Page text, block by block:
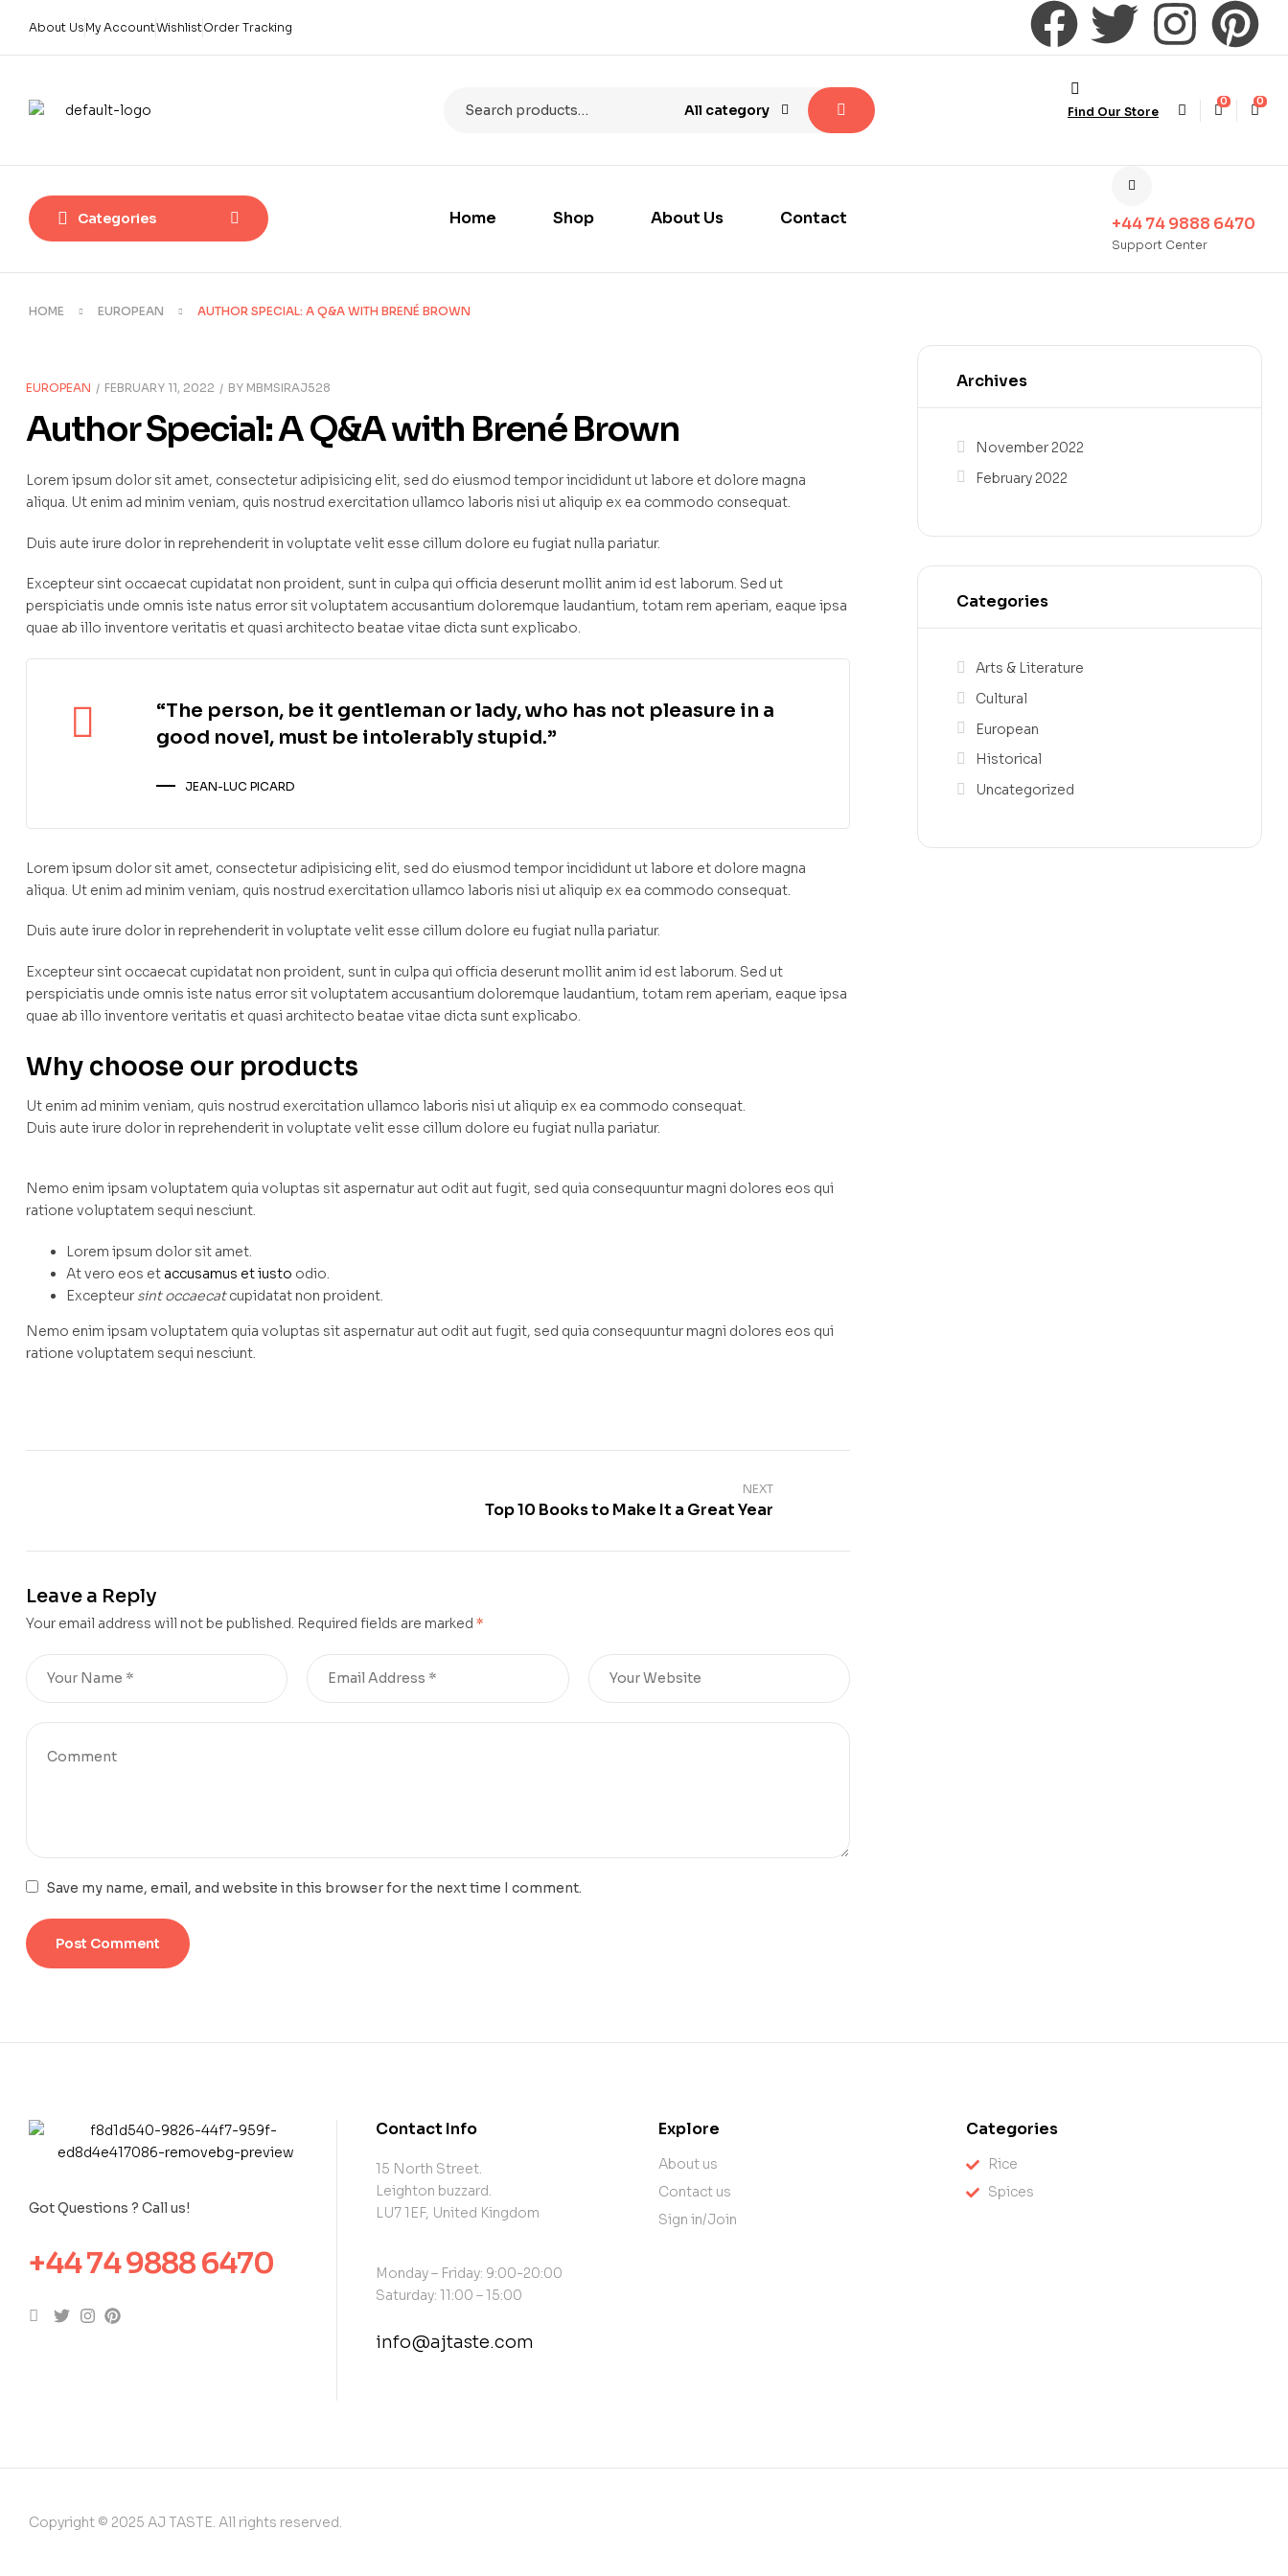
About Us My AccountWishlistOrder Tracking
All category Find Our Store
0 0
Categories Home Shop About Us Contact +44 74 9888 6470
Support Center
HOME EUROPEAN AUTHOR SPECIAL: A Q&A WITH BRENÉ BROWN
EUROPEAN FEBRUARY 11, 2022 BY MBMSIRAJ528
Author Special: A Q&A with Brené Brown
Lorem ipsum dolor sit amet, consectetur adipisicing elit, sed do eiusmod tempor incididunt ut labore et dolore magna
aliqua. Ut enim ad minim veniam, quis nostrud exercitation ullamco laboris nisi ut aliquip ex ea commodo consequat.
Duis aute irure dolor in reprehenderit in voluptate velit esse cillum dolore eu fugiat nulla pariatur.
Excepteur sint occaecat cupidatat non proident, sunt in culpa qui officia deserunt mollit anim id est laborum. Sed ut
perspiciatis unde omnis iste natus error sit voluptatem accusantium doloremque laudantium, totam rem aperiam, eaque ipsa
quae ab illo inventore veritatis et quasi architecto beatae vitae dicta sunt explicabo.
“The person, be it gentleman or lady, who has not pleasure in a
good novel, must be intolerably stupid.”
JEAN-LUC PICARD
Lorem ipsum dolor sit amet, consectetur adipisicing elit, sed do eiusmod tempor incididunt ut labore et dolore magna
aliqua. Ut enim ad minim veniam, quis nostrud exercitation ullamco laboris nisi ut aliquip ex ea commodo consequat.
Duis aute irure dolor in reprehenderit in voluptate velit esse cillum dolore eu fugiat nulla pariatur.
Excepteur sint occaecat cupidatat non proident, sunt in culpa qui officia deserunt mollit anim id est laborum. Sed ut
perspiciatis unde omnis iste natus error sit voluptatem accusantium doloremque laudantium, totam rem aperiam, eaque ipsa
quae ab illo inventore veritatis et quasi architecto beatae vitae dicta sunt explicabo.
Why choose our products
Ut enim ad minim veniam, quis nostrud exercitation ullamco laboris nisi ut aliquip ex ea commodo consequat.
Duis aute irure dolor in reprehenderit in voluptate velit esse cillum dolore eu fugiat nulla pariatur.
Nemo enim ipsam voluptatem quia voluptas sit aspernatur aut odit aut fugit, sed quia consequuntur magni dolores eos qui
ratione voluptatem sequi nesciunt.
Lorem ipsum dolor sit amet.
At vero eos et accusamus et iusto odio.
Excepteur sint occaecatcupidatat non proident.
Nemo enim ipsam voluptatem quia voluptas sit aspernatur aut odit aut fugit, sed quia consequuntur magni dolores eos qui
ratione voluptatem sequi nesciunt.
NEXT
Top 10 Books to Make It a Great Year
Leave a Reply
Your email address will not be published. Required fields are marked *
Save my name, email, and website in this browser for the next time I comment.
Archives
November 2022
February 2022
Categories
Arts & Literature
Cultural
European
Historical
Uncategorized
Got Questions ? Call us!
+44 74 9888 6470
Contact Info
15 North Street.
Leighton buzzard.
LU7 1EF, United Kingdom
Monday – Friday: 9:00-20:00
Saturday: 11:00 – 15:00
info@ajtaste.com
Explore
About us
Contact us
Sign in/Join
Categories
Rice
Spices
Copyright © 2025 AJ TASTE. All rights reserved.